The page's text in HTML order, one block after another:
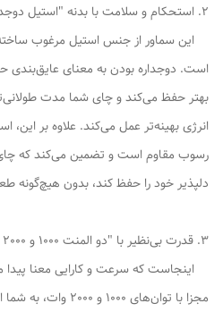
2. استحکام و سلامت با بدنه "استیل دوجداره":
این سماور از جنس استیل مرغوب
است. دوجداره بودن به معنای عایق‌بندی
بهتر حفظ می‌کند و چای شما مدت
انرژی بهینه‌تر عمل می‌کند. علاوه بر این،
رسوب مقاوم است و تضمین می‌کند که
دلپذیر خود را حفظ کند، بدون هیچ‌گونه
3. قدرت بی‌نظیر با "دو المنت 1000 و 2000 واتی":
اینجاست که سرعت و کارایی معنا
مجزا با توان‌های